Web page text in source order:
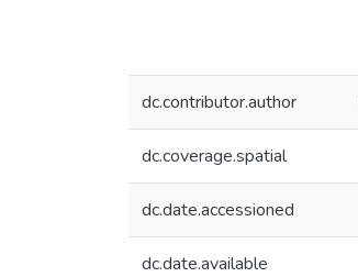
dc.contributor.author
dc.coverage.spatial
dc.date.accessioned
dc.date.available